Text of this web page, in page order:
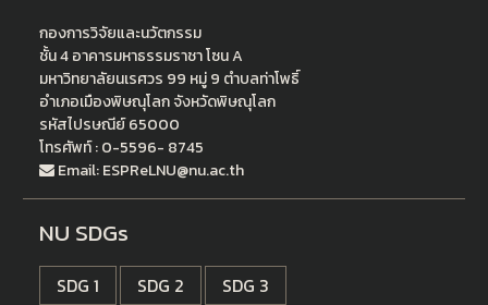
กองการวิจัยและนวัตกรรม
ชั้น 4 อาคารมหาธรรมราชา โซน A
มหาวิทยาลัยนเรศวร 99 หมู่ 9 ตำบลท่าโพธิ์
อำเภอเมืองพิษณุโลก จังหวัดพิษณุโลก
รหัสไปรษณีย์ 65000
โทรศัพท์ : 0-5596- 8745
Email: ESPReLNU@nu.ac.th
NU SDGs
SDG 1 SDG 2
SDG 3